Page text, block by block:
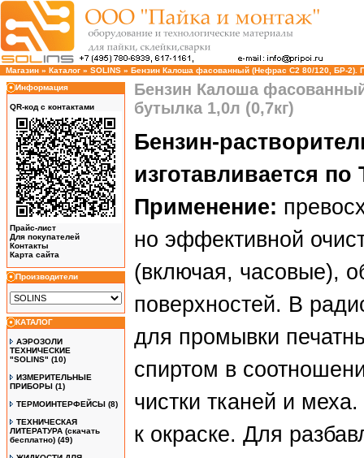
Магазин » Каталог » SOLINS » Бензин Калоша фасованный (Нефрас С2 80/120, БР-2).
Информация
QR-код с контактами
Прайс-лист
Для покупателей
Контакты
Карта сайта
Производители
КАТАЛОГ
АЭРОЗОЛИ
ТЕХНИЧЕСКИЕ
"SOLINS" (10)
ИЗМЕРИТЕЛЬНЫЕ
ПРИБОРЫ (1)
ТЕРМОИНТЕРФЕЙСЫ (8)
ТЕХНИЧЕСКАЯ
ЛИТЕРАТУРА (скачать
бесплатно) (49)
Бензин Калоша
бутылка 1,0л (0,7кг)
Бензин-
изготавливается по
Применение:
но эффективной
(включая, часовые),
поверхностей. В
для промывки
спиртом в
чистки тканей и
к окраске. Для